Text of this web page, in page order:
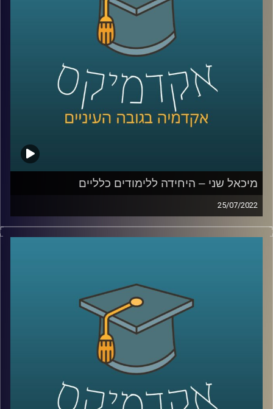
האזינו לשיחה עם מיכאל שני, מרצה הקורס.
לשיחה עם מיכאל שני על "המוזיקה של יוהן סבסטיאן באך"
ו"מאופרה לטלנובלה" – לחצו כאן
קרדיט תמונות:AudioVersity
מיכאל שני – היחידה ללימודים כלליים
25/07/2022
מיכאל שני, ניצח על התזמורות המפורסמות במדינה. בימים אלו
הוא מלמד באוניברסיטת רייכמן שלושה קורסים הקשורים
של יוהן סבסטיאן באך" ו"אהבה, בגידה, קנאה ונקמה –
מאופרה לטלנובלה". וגם, איך באמצעות שיחה על הנושאים
האלו מפתח מיכאל שני אצל הסטודנטים בכיתתו חשיבה
לשיחה עם מיכאל שני על טון שלטון היחסים בין מוזיקה
לפוליטיקה –לחצו כאן